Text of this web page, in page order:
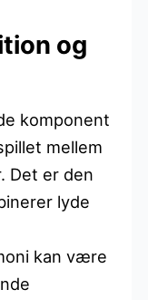
og
komponent
mellem
Det er den
lyde
kan være